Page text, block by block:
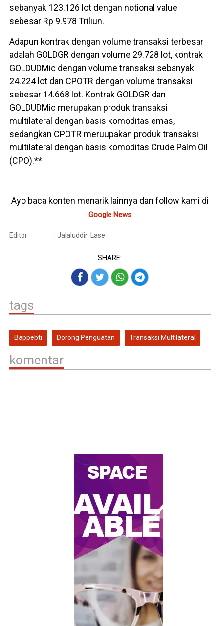
sebanyak 123.126 lot dengan notional value
sebesar Rp 9.978 Triliun.
Adapun kontrak dengan volume transaksi terbesar
adalah GOLDGR dengan volume 29.728 lot, kontrak
GOLDUDMic dengan volume transaksi sebanyak
24.224 lot dan CPOTR dengan volume transaksi
sebesar 14.668 lot. Kontrak GOLDGR dan
GOLDUDMic merupakan produk transaksi
multilateral dengan basis komoditas emas,
sedangkan CPOTR meruupakan produk transaksi
multilateral dengan basis komoditas Crude Palm Oil
(CPO).**
Ayo baca konten menarik lainnya dan follow kami di
Google News
Editor : Jalaluddin Lase
SHARE:
tags
Bappebti Dorong Penguatan Transaksi Multilateral
komentar